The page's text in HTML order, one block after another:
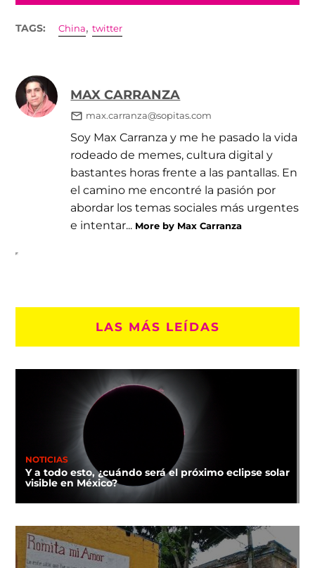
TAGS: China,twitter
MAX CARRANZA
max.carranza@sopitas.com
Soy Max Carranza y me he pasado la vida
rodeado de memes, cultura digital y
bastantes horas frente a las pantallas. En
el camino me encontré la pasión por
abordar los temas sociales más urgentes
e intentar... More by Max Carranza
LAS MÁS LEÍDAS
NOTICIAS
Y a todo esto, ¿cuándo será el próximo eclipse solar
visible en México?